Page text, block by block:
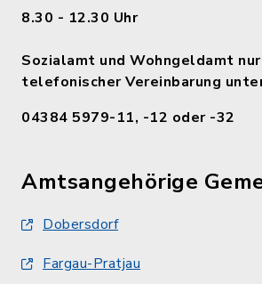
8.30 - 12.30 Uhr
Sozialamt und Wohngeldamt nur
telefonischer Vereinbarung
04384 5979-11, -12 oder -32
Amtsangehörige
Dobersdorf
Fargau-Pratjau